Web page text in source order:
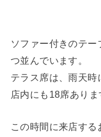
ソファー付きのテ
つ並んでいます。
テラス席は、雨天
店内にも18席ありま
この時間に来店す